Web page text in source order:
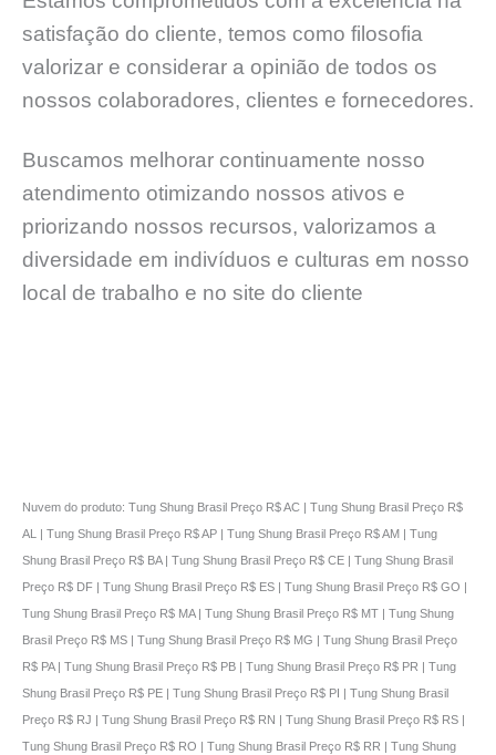
satisfação do cliente, temos como filosofia
valorizar e considerar a opinião de todos os
nossos colaboradores, clientes e fornecedores.
Buscamos melhorar continuamente nosso
atendimento otimizando nossos ativos e
priorizando nossos recursos, valorizamos a
diversidade em indivíduos e culturas em nosso
local de trabalho e no site do cliente
Nuvem do produto: Tung Shung Brasil Preço R$ AC | Tung Shung Brasil Preço R$
AL | Tung Shung Brasil Preço R$ AP | Tung Shung Brasil Preço R$ AM | Tung
Shung Brasil Preço R$ BA | Tung Shung Brasil Preço R$ CE | Tung Shung Brasil
Preço R$ DF | Tung Shung Brasil Preço R$ ES | Tung Shung Brasil Preço R$ GO |
Tung Shung Brasil Preço R$ MA | Tung Shung Brasil Preço R$ MT | Tung Shung
Brasil Preço R$ MS | Tung Shung Brasil Preço R$ MG | Tung Shung Brasil Preço
R$ PA | Tung Shung Brasil Preço R$ PB | Tung Shung Brasil Preço R$ PR | Tung
Shung Brasil Preço R$ PE | Tung Shung Brasil Preço R$ PI | Tung Shung Brasil
Preço R$ RJ | Tung Shung Brasil Preço R$ RN | Tung Shung Brasil Preço R$ RS |
Tung Shung Brasil Preço R$ RO | Tung Shung Brasil Preço R$ RR | Tung Shung